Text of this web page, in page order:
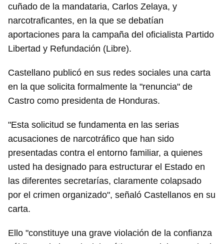
cuñado de la mandataria, Carlos Zelaya, y
narcotraficantes, en la que se debatían
aportaciones para la campaña del oficialista Partido
Libertad y Refundación (Libre).
Castellano publicó en sus redes sociales una carta
en la que solicita formalmente la "renuncia" de
Castro como presidenta de Honduras.
"Esta solicitud se fundamenta en las serias
acusaciones de narcotráfico que han sido
presentadas contra el entorno familiar, a quienes
usted ha designado para estructurar el Estado en
las diferentes secretarías, claramente colapsado
por el crimen organizado", señaló Castellanos en su
carta.
Ello "constituye una grave violación de la confianza